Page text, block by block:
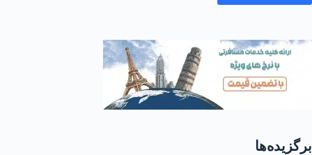
برگزیده‌ها